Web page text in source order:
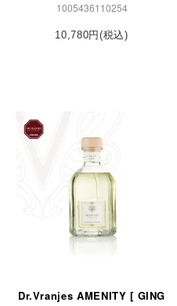
1005436110254
10,780円(税込)
Dr.Vranjes AMENITY [ GING